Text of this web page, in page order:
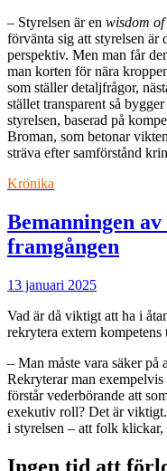
– Styrelsen är en wisdom
förvänta sig att styrelsen är
perspektiv. Men man får
man korten för nära
som ställer detaljfrågor,
stället transparent så
styrelsen, baserad på
Broman, som betonar
sträva efter samförstånd
Krönika
Bemanningen
framgången
13 januari 2025
Vad är då viktigt att ha i
rekrytera extern kompetens
– Man måste vara säker på
Rekryterar man
förstår vederbörande att
exekutiv roll? Det är
i styrelsen – att folk klickar,
Ingen tid att